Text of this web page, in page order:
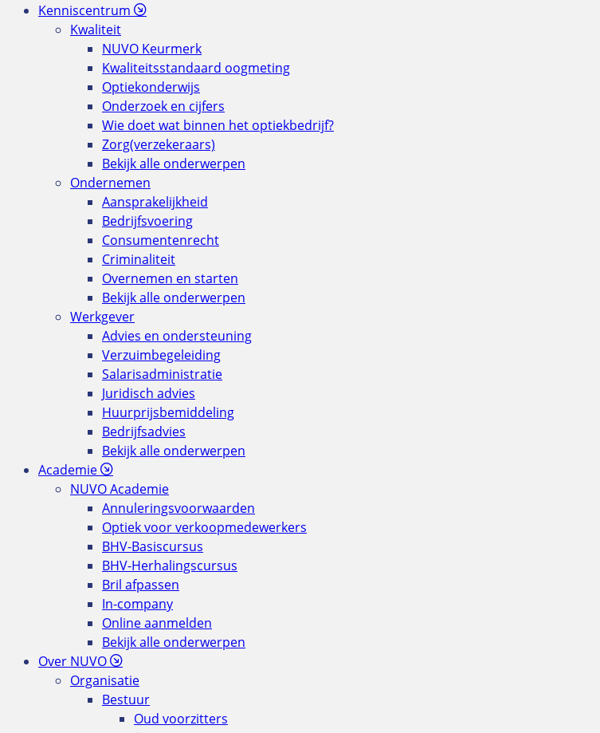
Kenniscentrum
Kwaliteit
NUVO Keurmerk
Kwaliteitsstandaard oogmeting
Optiekonderwijs
Onderzoek en cijfers
Wie doet wat binnen het optiekbedrijf?
Zorg(verzekeraars)
Bekijk alle onderwerpen
Ondernemen
Aansprakelijkheid
Bedrijfsvoering
Consumentenrecht
Criminaliteit
Overnemen en starten
Bekijk alle onderwerpen
Werkgever
Advies en ondersteuning
Verzuimbegeleiding
Salarisadministratie
Juridisch advies
Huurprijsbemiddeling
Bedrijfsadvies
Bekijk alle onderwerpen
Academie
NUVO Academie
Annuleringsvoorwaarden
Optiek voor verkoopmedewerkers
BHV-Basiscursus
BHV-Herhalingscursus
Bril afpassen
In-company
Online aanmelden
Bekijk alle onderwerpen
Over NUVO
Organisatie
Bestuur
Oud voorzitters